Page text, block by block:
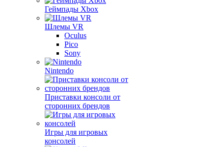
Геймпады Xbox
Шлемы VR
Oculus
Pico
Sony
Nintendo
Приставки консоли от
сторонних брендов
Игры для игровых
консолей